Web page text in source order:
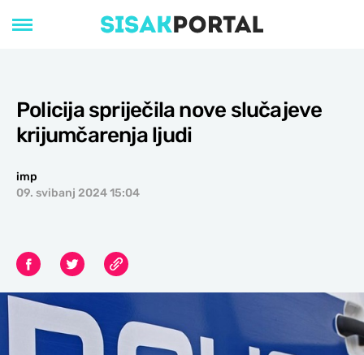
Policija spriječila nove slučajeve
krijumčarenja ljudi
imp
09. svibanj 2024 15:04